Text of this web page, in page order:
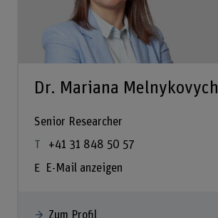
Dr. Mariana Melnykovych
Senior Researcher
+41 31 848 50 57
E-Mail anzeigen
Zum Profil